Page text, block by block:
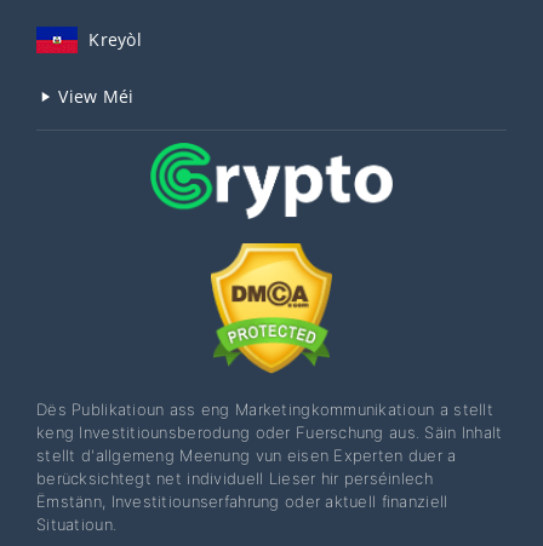
Kreyòl
View Méi
Dës Publikatioun ass eng Marketingkommunikatioun a stellt
keng Investitiounsberodung oder Fuerschung aus. Säin Inhalt
stellt d'allgemeng Meenung vun eisen Experten duer a
berücksichtegt net individuell Lieser hir perséinlech
Ëmstänn, Investitiounserfahrung oder aktuell finanziell
Situatioun.